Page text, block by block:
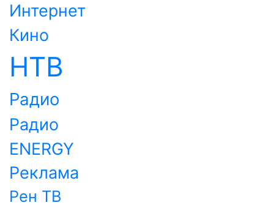
Интернет
Кино
НТВ
Радио
Радио
ENERGY
Реклама
Рен ТВ